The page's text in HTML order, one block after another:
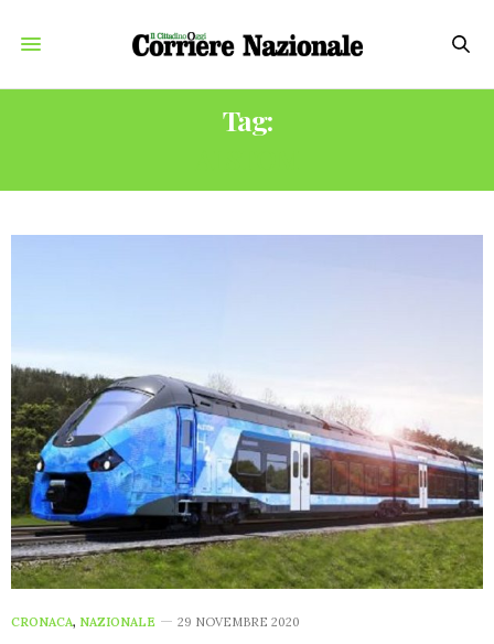
Tag:
CRONACA, NAZIONALE 29 NOVEMBRE 2020